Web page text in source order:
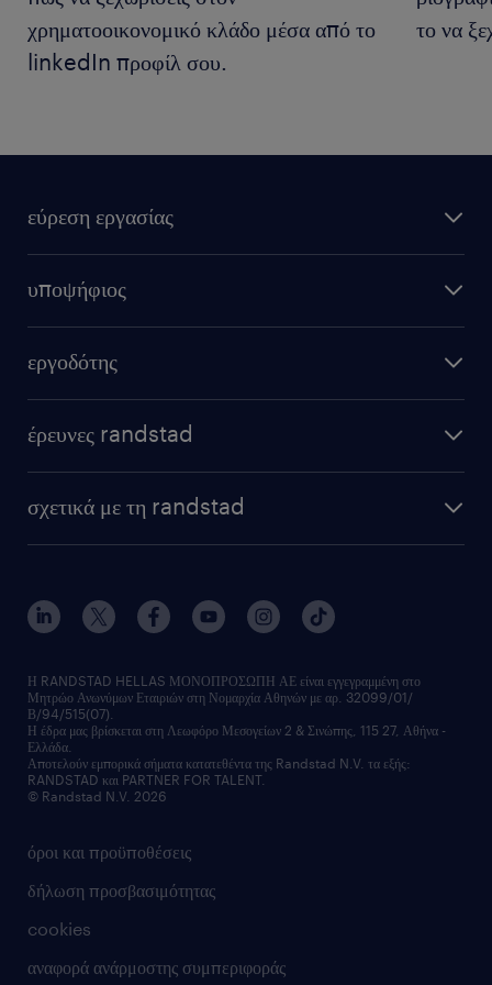
χρηματοοικονομικό κλάδο μέσα από το
linkedIn προφίλ σου.
το να
εύρεση εργασίας
υποψήφιος
εργοδότης
έρευνες randstad
σχετικά με τη randstad
όροι και προϋποθέσεις
δήλωση προσβασιμότητας
cookies
αναφορά ανάρμοστης συμπεριφοράς
Η RANDSTAD HELLAS ΜΟΝΟΠΡΟΣΩΠΗ ΑΕ είναι εγγεγραμμένη στο
Μητρώο Ανωνύμων Εταιριών στη Νομαρχία Αθηνών με αρ. 32099/01/
Β/94/515(07).
Η έδρα μας βρίσκεται στη Λεωφόρο Μεσογείων 2 & Σινώπης, 115 27, Αθήνα -
Ελλάδα.
Αποτελούν εμπορικά σήματα κατατεθέντα της Randstad N.V. τα εξής:
RANDSTAD και PARTNER FOR TALENT.
© Randstad N.V. 2026